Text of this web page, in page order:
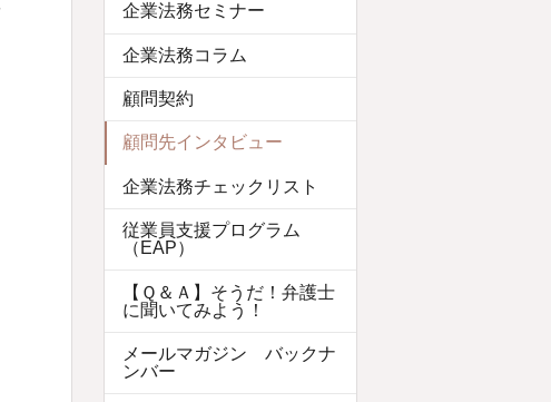
企業法務セミナー
企業法務コラム
顧問契約
顧問先インタビュー
企業法務チェックリスト
従業員支援プログラム
（EAP）
【Ｑ＆Ａ】そうだ！弁護士
に聞いてみよう！
メールマガジン バックナ
ンバー